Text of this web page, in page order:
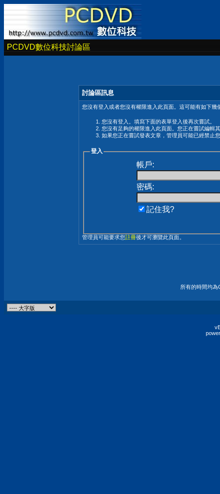
PCDVD數位科技討論區
討論區訊息
您沒有登入或者您沒有權限進入此頁面。這可能有如下幾
您沒有登入。填寫下面的表單登入後再次嘗試。
您沒有足夠的權限進入此頁面。您正在嘗試編輯
如果您正在嘗試發表文章，管理員可能已經禁止
登入
帳戶:
密碼:
記住我?
管理員可能要求您註冊後才可瀏覽此頁面。
所有的時間均為